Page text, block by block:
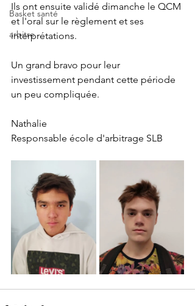
Basket santé
arbitre
Ils ont ensuite validé dimanche le QCM
et l'oral sur le règlement et ses
interprétations.
Un grand bravo pour leur
investissement pendant cette période
un peu compliquée.
Nathalie
Responsable école d'arbitrage SLB